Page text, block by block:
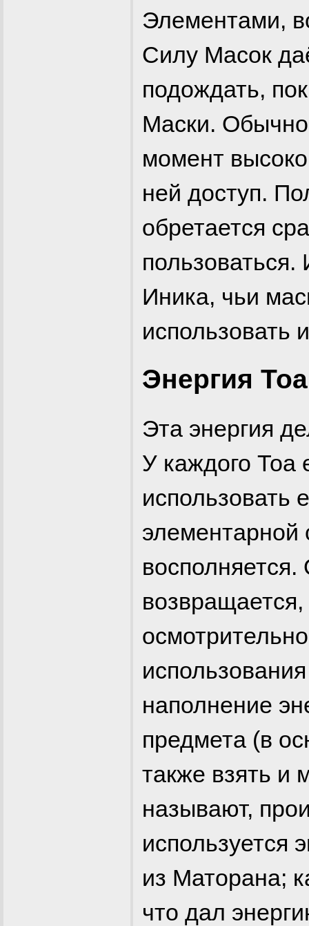
Элементами,
Силу Масок
подождать,
Маски. Обычно
момент
ней доступ.
обретается
Иника, чьи
использовать
Энергия Тоа
Эта энергия
У каждого Тоа
использовать
элементарной
возвращается,
наполнение
предмета (в
также взять и
называют,
используется
из Маторана;
что дал